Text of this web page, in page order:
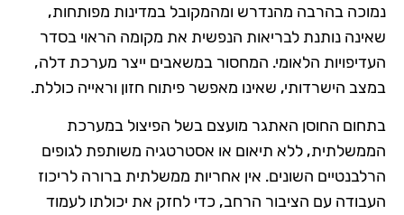
נמוכה בהרבה מהנדרש ומהמקובל במדינות מפותחות,
שאינה נותנת לבריאות הנפשית את מקומה הראוי בסדר
העדיפויות הלאומי. המחסור במשאבים ייצר מערכת דלה,
במצב הישרדותי, שאינו מאפשר פיתוח חזון וראייה כוללת.
בתחום החוסן האתגר מועצם בשל הפיצול במערכת
הממשלתית, ללא תיאום או אסטרטגיה משותפת לגופים
הרלבנטיים השונים. אין אחריות ממשלתית ברורה לריכוז
העבודה עם הציבור הרחב, כדי לחזק את יכולתו לעמוד